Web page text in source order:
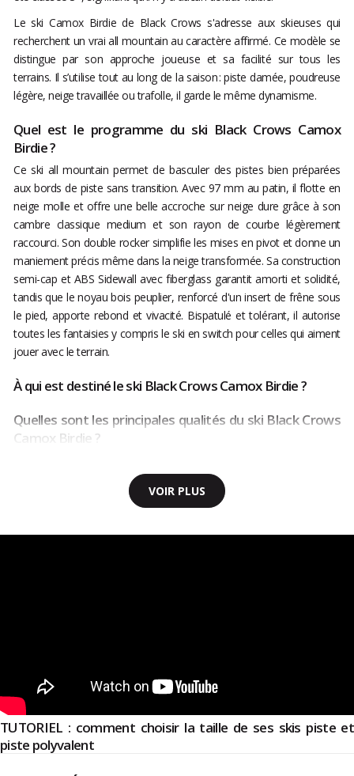
Le ski Camox Birdie de Black Crows s'adresse aux skieuses qui
recherchent un vrai all mountain au caractère affirmé. Ce modèle se
distingue par son approche joueuse et sa facilité sur tous les
terrains. Il s’utilise tout au long de la saison : piste damée, poudreuse
légère, neige travaillée ou trafolle, il garde le même dynamisme.
Quel est le programme du ski Black Crows Camox
Birdie ?
Ce ski all mountain permet de basculer des pistes bien préparées
aux bords de piste sans transition. Avec 97 mm au patin, il flotte en
neige molle et offre une belle accroche sur neige dure grâce à son
cambre classique medium et son rayon de courbe légèrement
raccourci. Son double rocker simplifie les mises en pivot et donne un
maniement précis même dans la neige transformée. Sa construction
semi-cap et ABS Sidewall avec fiberglass garantit amorti et solidité,
tandis que le noyau bois peuplier, renforcé d'un insert de frêne sous
le pied, apporte rebond et vivacité. Bispatulé et tolérant, il autorise
toutes les fantaisies y compris le ski en switch pour celles qui aiment
jouer avec le terrain.
À qui est destiné le ski Black Crows Camox Birdie ?
Quelles sont les principales qualités du ski Black Crows
Camox Birdie ?
VOIR PLUS
TUTORIEL : comment choisir la taille de ses skis piste et
piste polyvalent